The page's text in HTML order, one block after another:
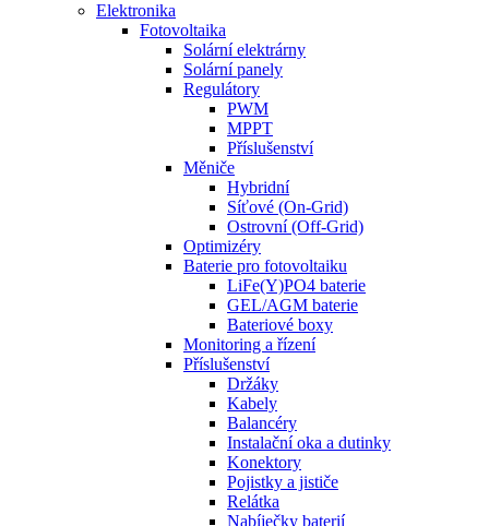
Elektronika
Fotovoltaika
Solární elektrárny
Solární panely
Regulátory
PWM
MPPT
Příslušenství
Měniče
Hybridní
Síťové (On-Grid)
Ostrovní (Off-Grid)
Optimizéry
Baterie pro fotovoltaiku
LiFe(Y)PO4 baterie
GEL/AGM baterie
Bateriové boxy
Monitoring a řízení
Příslušenství
Držáky
Kabely
Balancéry
Instalační oka a dutinky
Konektory
Pojistky a jističe
Relátka
Nabíječky baterií